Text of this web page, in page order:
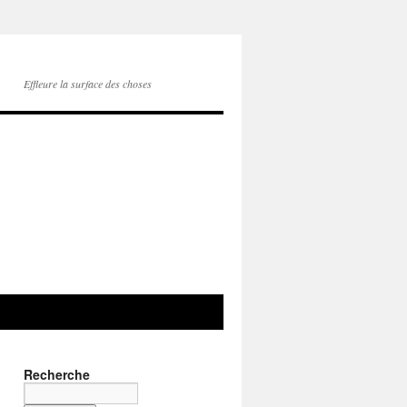
Effleure la surface des choses
Recherche